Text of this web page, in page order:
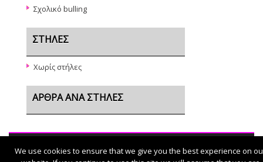
Σχολικό bulling
ΣΤΉΛΕΣ
Χωρίς στήλες
ΆΡΘΡΑ ΑΝΆ ΣΤΉΛΕΣ
© 2026Μαθητικοί Χτύποι
We use cookies to ensure that we give you the best experience on